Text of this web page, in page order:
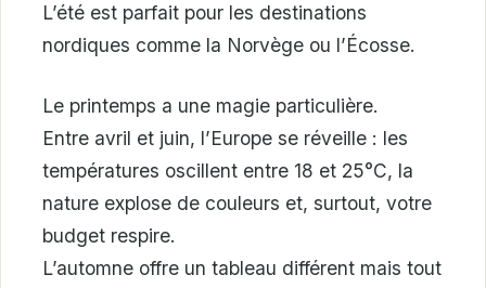
L’été est parfait pour les destinations
nordiques comme la Norvège ou l’Écosse.
Le printemps a une magie particulière.
Entre avril et juin, l’Europe se réveille : les
températures oscillent entre 18 et 25°C, la
nature explose de couleurs et, surtout, votre
budget respire.
L’automne offre un tableau différent mais tout